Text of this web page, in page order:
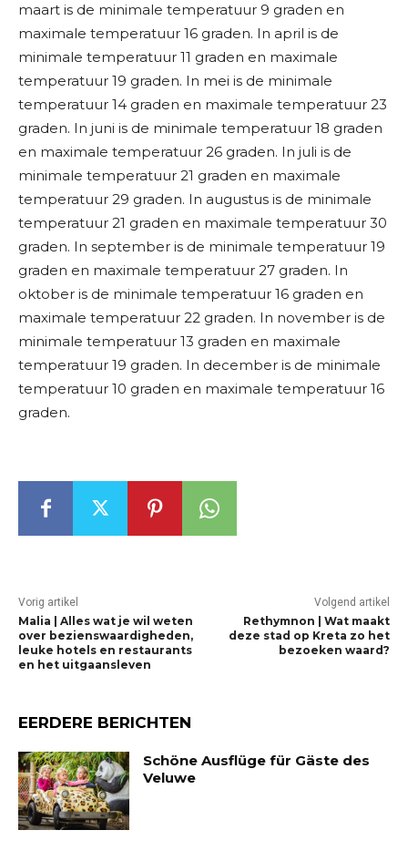
maart is de minimale temperatuur 9 graden en
maximale temperatuur 16 graden. In april is de
minimale temperatuur 11 graden en maximale
temperatuur 19 graden. In mei is de minimale
temperatuur 14 graden en maximale temperatuur 23
graden. In juni is de minimale temperatuur 18 graden
en maximale temperatuur 26 graden. In juli is de
minimale temperatuur 21 graden en maximale
temperatuur 29 graden. In augustus is de minimale
temperatuur 21 graden en maximale temperatuur 30
graden. In september is de minimale temperatuur 19
graden en maximale temperatuur 27 graden. In
oktober is de minimale temperatuur 16 graden en
maximale temperatuur 22 graden. In november is de
minimale temperatuur 13 graden en maximale
temperatuur 19 graden. In december is de minimale
temperatuur 10 graden en maximale temperatuur 16
graden.
Vorig artikel
Malia | Alles wat je wil weten
over bezienswaardigheden,
leuke hotels en restaurants
en het uitgaansleven
Volgend artikel
Rethymnon | Wat maakt
deze stad op Kreta zo het
bezoeken waard?
EERDERE BERICHTEN
Schöne Ausflüge für Gäste des
Veluwe